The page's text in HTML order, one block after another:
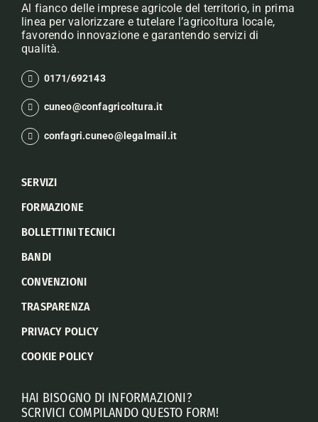
Al fianco delle imprese agricole del territorio, in prima
linea per valorizzare e tutelare l’agricoltura locale,
favorendo innovazione e garantendo servizi di
qualità.
0171/692143
cuneo@confagricoltura.it
confagri.cuneo@legalmail.it
SERVIZI
FORMAZIONE
BOLLETTINI TECNICI
BANDI
CONVENZIONI
TRASPARENZA
PRIVACY POLICY
COOKIE POLICY
HAI BISOGNO DI INFORMAZIONI?
SCRIVICI COMPILANDO QUESTO FORM!